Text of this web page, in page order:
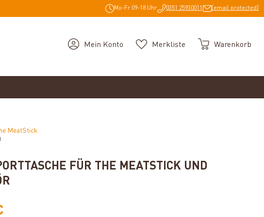
Mo-Fr 09-18 Uhr 0351 25930011 [email protected]
Mein Konto Merkliste Warenkorb
MeatStick
FÜR THE MEATSTICK UND